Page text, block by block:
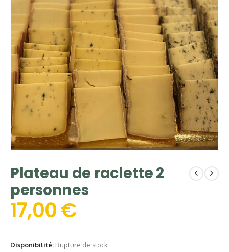
Plateau de raclette 2
personnes
17,00€
Disponibilité: Rupture de stock